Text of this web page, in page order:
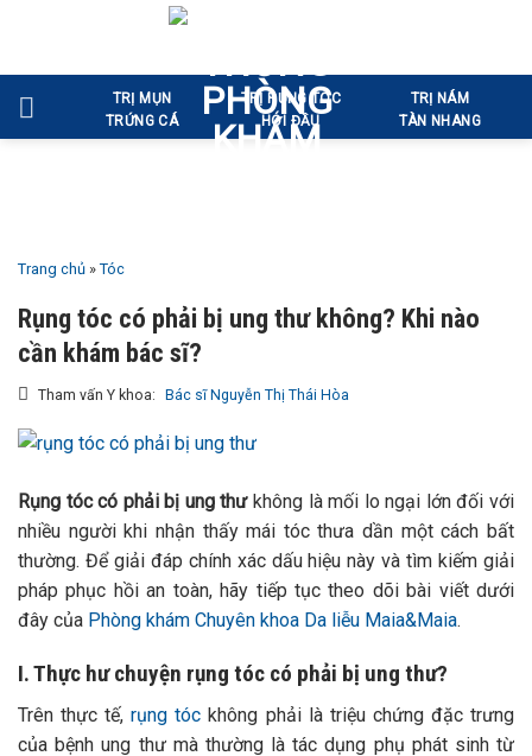
nội
dung
TRỊ MỤN
TRỨNG CÁ
TRỊ RỤNG TÓC
HÓI ĐẦU
TRỊ NÁM
TÀN NHANG
Trang chủ » Tóc
Rụng tóc có phải bị ung thư không? Khi nào
cần khám bác sĩ?
Tham vấn Y khoa: Bác sĩ Nguyễn Thị Thái Hòa
Rụng tóc có phải bị ung thưkhông là mối lo ngại lớn đối với
nhiều người khi nhận thấy mái tóc thưa dần một cách bất
thường. Để giải đáp chính xác dấu hiệu này và tìm kiếm giải
pháp phục hồi an toàn, hãy tiếp tục theo dõi bài viết dưới
đây của Phòng khám Chuyên khoa Da liễu Maia&Maia.
I. Thực hư chuyện rụng tóc có phải bị ung thư?
Trên thực tế,rụng tóc không phải là triệu chứng đặc trưng
của bệnh ung thư mà thường là tác dụng phụ phát sinh từ